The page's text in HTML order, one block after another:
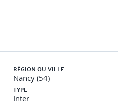
RÉGION OU VILLE
Nancy (54)
TYPE
Inter